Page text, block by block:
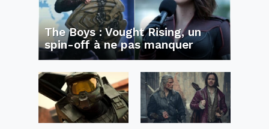
The Boys : Vought Rising, un
spin-off à ne pas manquer